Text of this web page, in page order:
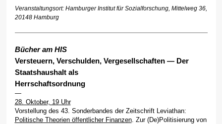
Veranstaltungsort: Hamburger Institut für Sozialforschung, Mittelweg 36,
20148 Hamburg
Bücher am HIS
Versteuern, Verschulden, Vergesellschaften — Der
Staatshaushalt als
Herrschaftsordnung
—
28. Oktober, 19 Uhr
Vorstellung des 43. Sonderbandes der Zeitschrift Leviathan:
Politische Theorien öffentlicher Finanzen. Zur (De)Politisierung von